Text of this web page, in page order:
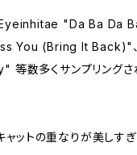
"Da Ba Da
You (Bring It Back)"
数多くサンプリングされ
ャットの重なりが美しす